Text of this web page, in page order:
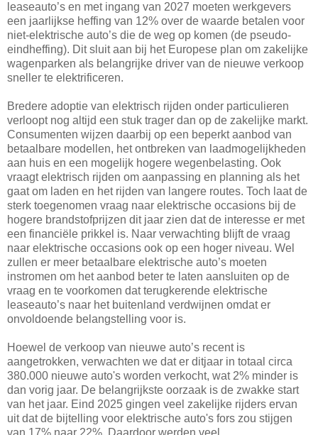
leaseauto’s en met ingang van 2027 moeten werkgevers
een jaarlijkse heffing van 12% over de waarde betalen voor
niet-elektrische auto’s die de weg op komen (de pseudo-
eindheffing). Dit sluit aan bij het Europese plan om zakelijke
wagenparken als belangrijke driver van de nieuwe verkoop
sneller te elektrificeren.
Bredere adoptie van elektrisch rijden onder particulieren
verloopt nog altijd een stuk trager dan op de zakelijke markt.
Consumenten wijzen daarbij op een beperkt aanbod van
betaalbare modellen, het ontbreken van laadmogelijkheden
aan huis en een mogelijk hogere wegenbelasting. Ook
vraagt elektrisch rijden om aanpassing en planning als het
gaat om laden en het rijden van langere routes. Toch laat de
sterk toegenomen vraag naar elektrische occasions bij de
hogere brandstofprijzen dit jaar zien dat de interesse er met
een financiële prikkel is. Naar verwachting blijft de vraag
naar elektrische occasions ook op een hoger niveau. Wel
zullen er meer betaalbare elektrische auto’s moeten
instromen om het aanbod beter te laten aansluiten op de
vraag en te voorkomen dat terugkerende elektrische
leaseauto’s naar het buitenland verdwijnen omdat er
onvoldoende belangstelling voor is.
Hoewel de verkoop van nieuwe auto’s recent is
aangetrokken, verwachten we dat er ditjaar in totaal circa
380.000 nieuwe auto's worden verkocht, wat 2% minder is
dan vorig jaar. De belangrijkste oorzaak is de zwakke start
van het jaar. Eind 2025 gingen veel zakelijke rijders ervan
uit dat de bijtelling voor elektrische auto's fors zou stijgen